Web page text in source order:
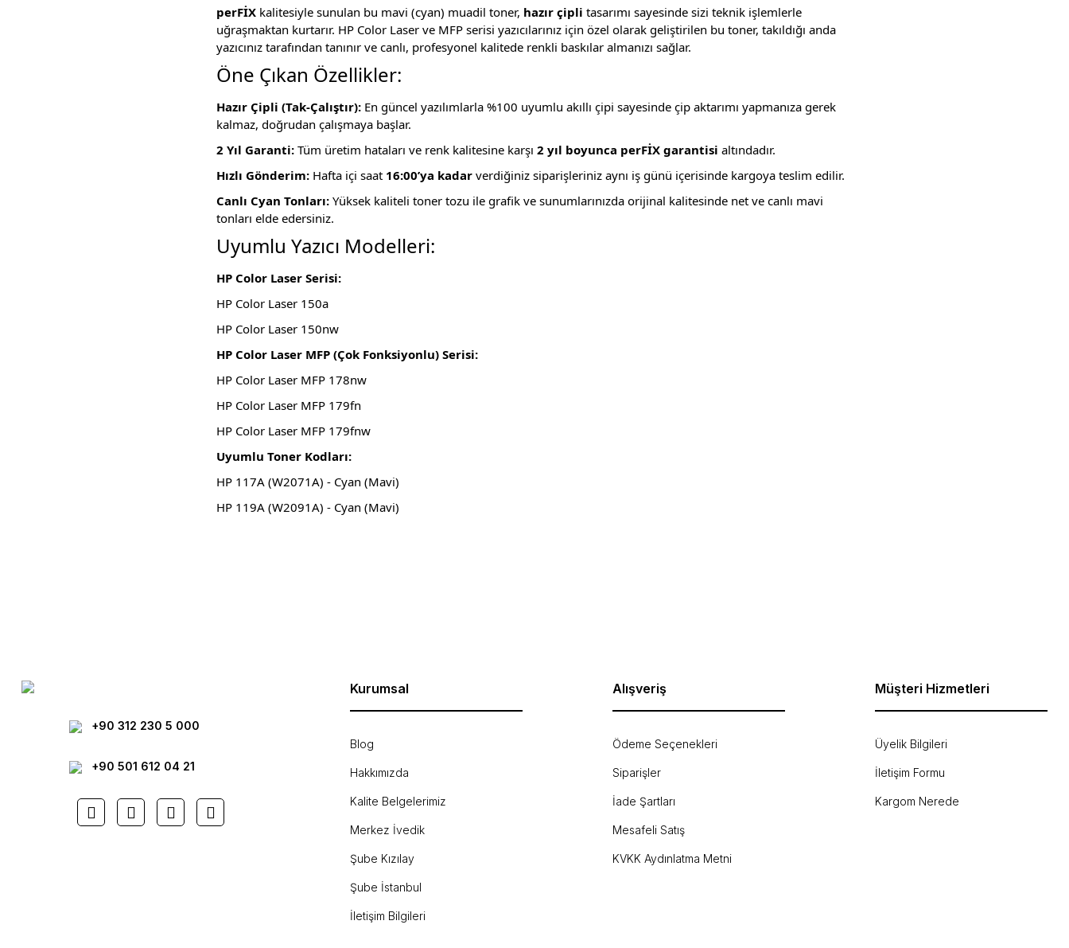
perFİX kalitesiyle sunulan bu mavi (cyan) muadil toner, hazır çipli tasarımı sayesinde sizi teknik işlemlerle
uğraşmaktan kurtarır. HP Color Laser ve MFP serisi yazıcılarınız için özel olarak geliştirilen bu toner, takıldığı anda
yazıcınız tarafından tanınır ve canlı, profesyonel kalitede renkli baskılar almanızı sağlar.
Öne Çıkan Özellikler:
Hazır Çipli (Tak-Çalıştır): En güncel yazılımlarla %100 uyumlu akıllı çipi sayesinde çip aktarımı yapmanıza gerek
kalmaz, doğrudan çalışmaya başlar.
2 Yıl Garanti: Tüm üretim hataları ve renk kalitesine karşı 2 yıl boyunca perFİX garantisi altındadır.
Hızlı Gönderim: Hafta içi saat 16:00’ya kadar verdiğiniz siparişleriniz aynı iş günü içerisinde kargoya teslim edilir.
Canlı Cyan Tonları: Yüksek kaliteli toner tozu ile grafik ve sunumlarınızda orijinal kalitesinde net ve canlı mavi
tonları elde edersiniz.
Uyumlu Yazıcı Modelleri:
HP Color Laser Serisi:
HP Color Laser 150a
HP Color Laser 150nw
HP Color Laser MFP (Çok Fonksiyonlu) Serisi:
HP Color Laser MFP 178nw
HP Color Laser MFP 179fn
HP Color Laser MFP 179fnw
Uyumlu Toner Kodları:
HP 117A (W2071A) - Cyan (Mavi)
HP 119A (W2091A) - Cyan (Mavi)
+90 312 230 5 000
+90 501 612 04 21
Kurumsal
Blog
Hakkımızda
Kalite Belgelerimiz
Merkez İvedik
Şube Kızılay
Şube İstanbul
İletişim Bilgileri
Alışveriş
Ödeme Seçenekleri
Siparişler
İade Şartları
Mesafeli Satış
KVKK Aydınlatma Metni
Müşteri Hizmetleri
Üyelik Bilgileri
İletişim Formu
Kargom Nerede